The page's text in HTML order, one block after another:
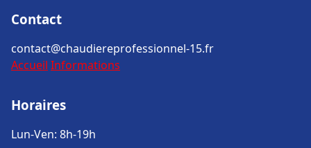
Contact
contact@chaudiereprofessionnel-15.fr
Accueil Informations
Horaires
Lun-Ven: 8h-19h